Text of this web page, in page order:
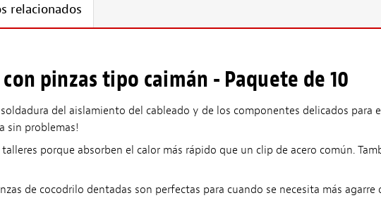
relacionados
pinzas tipo caimán - Paquete de 10
del aislamiento del cableado y de los componentes delicados para
sin problemas!
porque absorben el calor más rápido que un clip de acero común.
de cocodrilo dentadas son perfectas para cuando se necesita más